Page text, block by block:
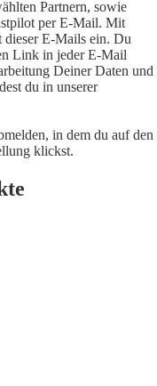
Partnern, sowie
per E-Mail. Mit
E-Mails ein. Du
Link in jeder E-Mail
Deiner Daten und
du in unserer
in dem du auf den
klickst.